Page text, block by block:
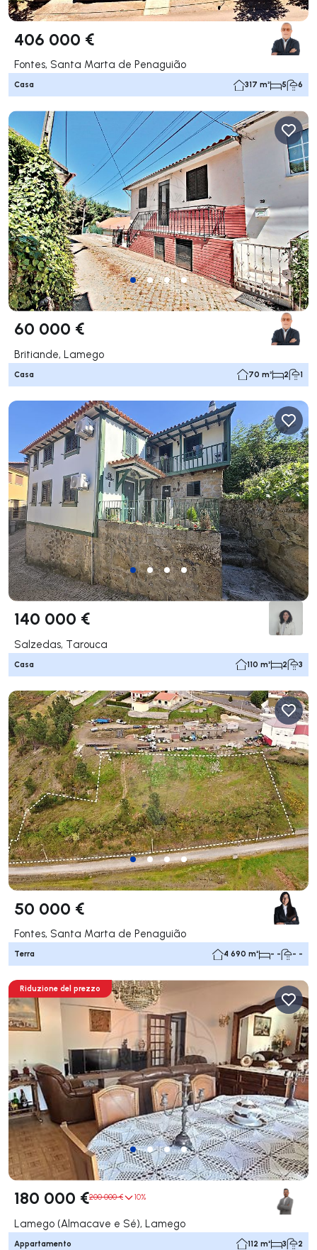
406 000 €
Fontes, Santa Marta de Penaguião
Casa 317 m² 5 6
60 000 €
Britiande, Lamego
Casa 70 m² 2 1
140 000 €
Salzedas, Tarouca
Casa 110 m² 2 3
50 000 €
Fontes, Santa Marta de Penaguião
Terra 4 690 m² - - - -
Riduzione del prezzo
180 000 €200 000 € 10%
Lamego (Almacave e Sé), Lamego
Appartamento 112 m² 3 2